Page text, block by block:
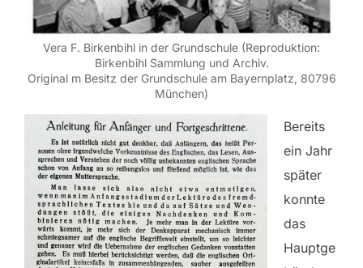
Vera F. Birkenbihl in der Grundschule (Reproduktion:
Birkenbihl Sammlung und Archiv.
Original m Besitz der Grundschule am Bayernplatz, 80796
München)
Bereits
ein Jahr
später
konnte
das
Hauptge